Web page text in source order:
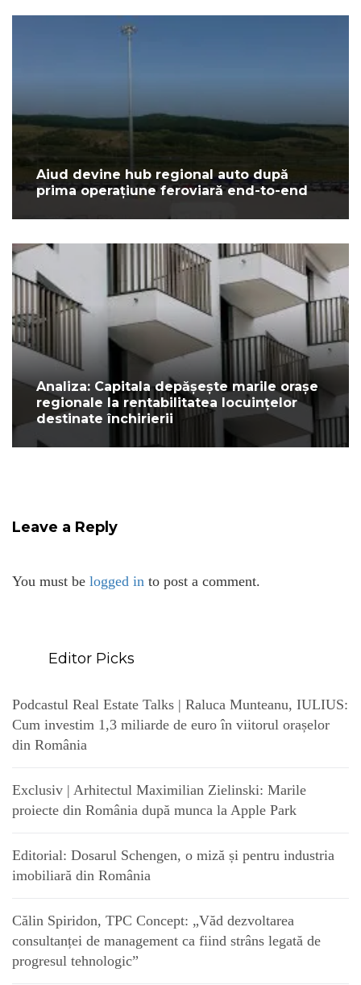
Aiud devine hub regional auto după
prima operațiune feroviară end-to-end
Analiza: Capitala depășește marile orașe
regionale la rentabilitatea locuințelor
destinate închirierii
Leave a Reply
You must be logged in to post a comment.
Editor Picks
Podcastul Real Estate Talks | Raluca Munteanu, IULIUS:
Cum investim 1,3 miliarde de euro în viitorul orașelor
din România
Exclusiv | Arhitectul Maximilian Zielinski: Marile
proiecte din România după munca la Apple Park
Editorial: Dosarul Schengen, o miză și pentru industria
imobiliară din România
Călin Spiridon, TPC Concept: „Văd dezvoltarea
consultanței de management ca fiind strâns legată de
progresul tehnologic”